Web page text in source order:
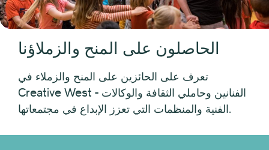
الحاصلون على المنح والزملاؤنا
تعرف على الحائزين على المنح والزملاء في
Creative West - الفنانين وحاملي الثقافة والوكالات
الفنية والمنظمات التي تعزز الإبداع في مجتمعاتها.
موقع المستلم
انضباط المتلقي